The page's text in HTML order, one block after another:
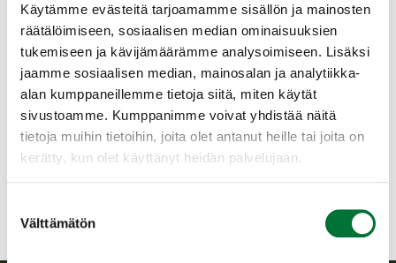
Käytämme evästeitä tarjoamamme sisällön ja mainosten
räätälöimiseen, sosiaalisen median ominaisuuksien
tukemiseen ja kävijämäärämme analysoimiseen. Lisäksi
jaamme sosiaalisen median, mainosalan ja analytiikka-
alan kumppaneillemme tietoja siitä, miten käytät
sivustoamme. Kumppanimme voivat yhdistää näitä
tietoja muihin tietoihin, joita olet antanut heille tai joita on
kerätty, kun olet käyttänyt heidän palvelujaan.
valinta
Välttämätön
poikuelaskenta kesä–heinäkuussa samoilla pisteillä.
Laskennan tekevät vapaaehtoiset metsästäjät ja
lintuharrastajat. Laskenta-aineiston käsittelee
Luonnonvarakeskus. Vesilintulaskentojen perusteella
laaditaan vuosittain arvio sorsakantojen tilasta ja tuotosta
ennen vesilintujen metsästyksen alkua. Tuloksia käytetään
kestävän verotuksen ja riistanhoidon suunnitteluun sekä
linnuston ja ympäristön muutosten seurantaan.
Lue lisää vesilintulaskennoista (luomus.fi)